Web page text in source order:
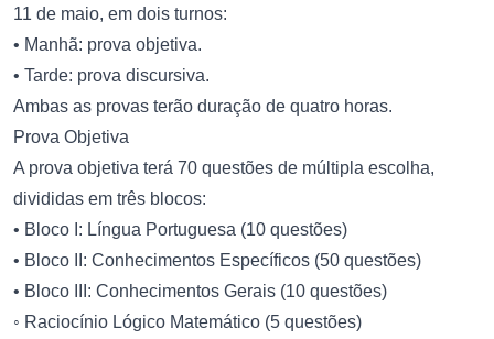
11 de maio, em dois turnos:
• Manhã: prova objetiva.
• Tarde: prova discursiva.
Ambas as provas terão duração de quatro horas.
Prova Objetiva
A prova objetiva terá 70 questões de múltipla escolha,
divididas em três blocos:
• Bloco I: Língua Portuguesa (10 questões)
• Bloco II: Conhecimentos Específicos (50 questões)
• Bloco III: Conhecimentos Gerais (10 questões)
◦ Raciocínio Lógico Matemático (5 questões)